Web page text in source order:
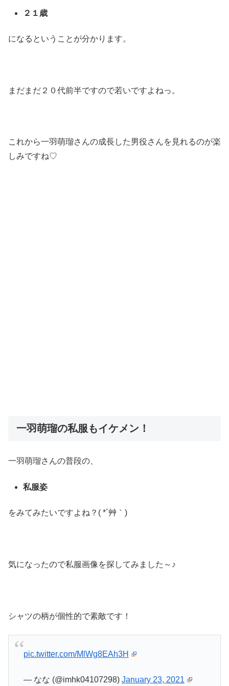
２１歳
になるということが分かります。
まだまだ２０代前半ですので若いですよねっ。
これから一羽萌瑠さんの成長した男役さんを見れるのが楽
しみですね♡
一羽萌瑠の私服もイケメン！
一羽萌瑠さんの普段の、
私服姿
をみてみたいですよね？( *´艸｀)
気になったので私服画像を探してみました～♪
シャツの柄が個性的で素敵です！
pic.twitter.com/MlWg8EAh3H
— なな (@imhk04107298) January 23, 2021